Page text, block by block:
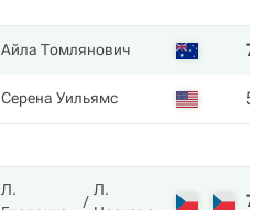
Айла Томлянович 7
Серена Уильямс 5
Л.
Л.
7